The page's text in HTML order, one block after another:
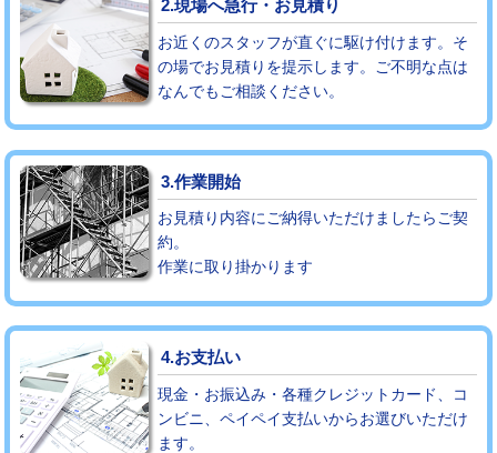
廃棄・処分 現場見積
※給水管工事は20mmまでの価格です。
2.現場へ急行・お見積り
お近くのスタッフが直ぐに駆け付けます。そ
の場でお見積りを提示します。ご不明な点は
なんでもご相談ください。
3.作業開始
お見積り内容にご納得いただけましたらご契
約。
作業に取り掛かります
4.お支払い
現金・お振込み・各種クレジットカード、コ
ンビニ、ペイペイ支払いからお選びいただけ
ます。